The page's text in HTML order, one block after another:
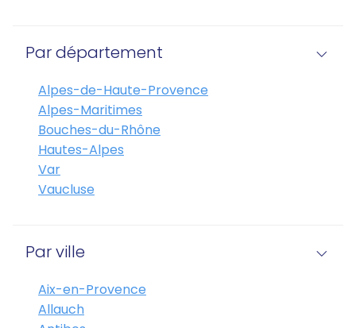
Par département
Alpes-de-Haute-Provence
Alpes-Maritimes
Bouches-du-Rhône
Hautes-Alpes
Var
Vaucluse
Par ville
Aix-en-Provence
Allauch